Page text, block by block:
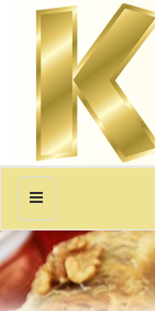
منو